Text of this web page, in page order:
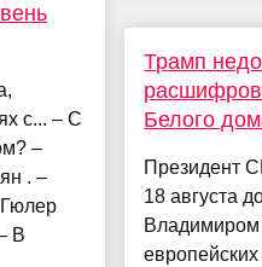
с... – С
–
. –
В
Трамп
Белого
Президент
18 августа
Владимиром